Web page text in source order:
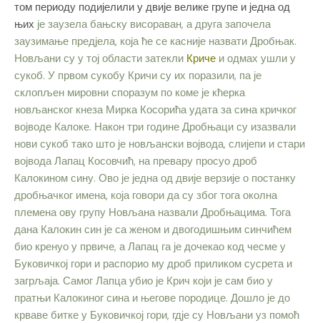
том периоду подијелили у двије велике групе и једна од
њих је заузела бањску висораван, а друга започела
заузимање предјела, која ће се касније назвати Дробњак.
Новљани су у тој области затекли Криче и одмах ушли у
сукоб. У првом сукобу Кричи су их поразили, па је
склопљен мировни споразум по коме је кћерка
новљанског кнеза Мирка Косорића удата за сина кричког
војводе Калоке. Након три године Дробњаци су изазвали
нови сукоб тако што је новљански војвода, слијепи и стари
војвода Лапац Косовчић, на превару просуо дроб
Калокином сину. Ово је једна од двије верзије о постанку
дробњачког имена, која говори да су због тога околна
племена ову групу Новљана назвали Дробњацима. Тога
дана Калокин син је са женом и двогодишњим синчићем
био кренуо у првиче, а Лапац га је дочекао код чесме у
Буковичкој гори и распорио му дроб приликом сусрета и
загрљаја. Самог Лапца убио је Крич који је сам био у
пратњи Калокиног сина и његове породице. Дошло је до
крваве битке у Буковичкој гори, гдје су Новљани уз помоћ